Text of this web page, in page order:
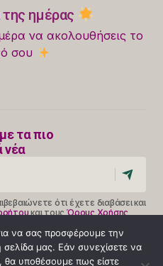
ημέρας
να ακολουθήσεις το
σου
τα πιο
νέα
ότι έχετε διαβάσει και
και τουςΌρους Χρήσης
να σας προσφέρουμε την
σελίδα μας. Εάν συνεχίσετε να
θα υποθέσουμε πως είστε